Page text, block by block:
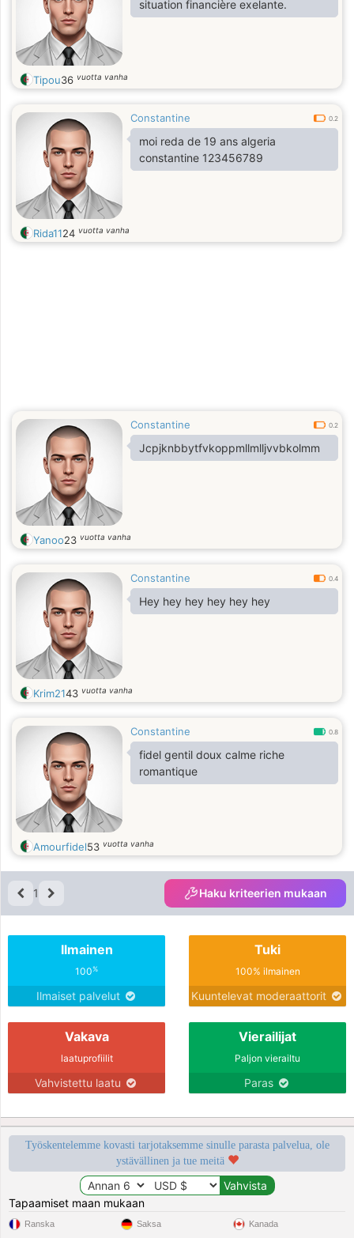
situation financière exelante.
Tipou36 vuotta vanha
Constantine 0.2
moi reda de 19 ans algeria
constantine 123456789
Rida1124 vuotta vanha
Constantine 0.2
Jcpjknbbytfvkoppmllmlljvvbkolmm
Yanoo23 vuotta vanha
Constantine 0.4
Hey hey hey hey hey hey
Krim2143 vuotta vanha
Constantine 0.8
fidel gentil doux calme riche
romantique
Amourfidel53 vuotta vanha
1 Haku kriteerien mukaan
Ilmainen
100%
Ilmaiset palvelut
Tuki
100% ilmainen
Kuuntelevat moderaattorit
Vakava
laatuprofiilit
Vahvistettu laatu
Vierailijat
Paljon vierailtu
Paras
Työskentelemme kovasti tarjotaksemme sinulle parasta palvelua, ole
ystävällinen ja tue meitä
Tapaamiset maan mukaan
Ranska Saksa Kanada